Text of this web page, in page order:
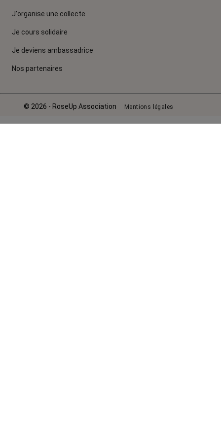
J'organise une collecte
Je cours solidaire
Je deviens ambassadrice
Nos partenaires
© 2026 - RoseUp Association Mentions légales